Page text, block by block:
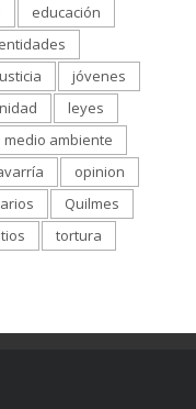
educación
jóvenes
leyes
medio ambiente
opinion
Quilmes
tortura